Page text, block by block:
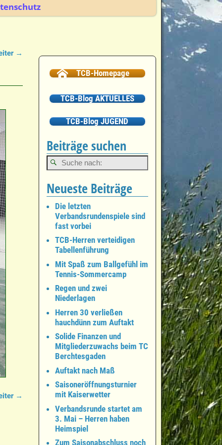
→
→
TCB-Homepage
TCB-Blog AKTUELLES
TCB-Blog JUGEND
Beiträge suchen
Neueste Beiträge
Die letzten
Verbandsrundenspiele sind
fast vorbei
TCB-Herren verteidigen
Tabellenführung
Mit Spaß zum Ballgefühl im
Tennis-Sommercamp
Regen und zwei
Niederlagen
Herren 30 verließen
hauchdünn zum Auftakt
Solide Finanzen und
Mitgliederzuwachs beim TC
Berchtesgaden
Auftakt nach Maß
Saisoneröffnungsturnier
mit Kaiserwetter
Verbandsrunde startet am
3. Mai – Herren haben
Heimspiel
Zum Saisonabschluss noch